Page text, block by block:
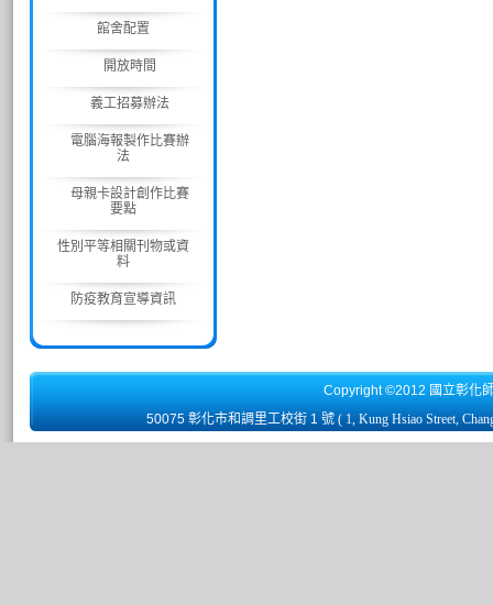
館舍配置
開放時間
義工招募辦法
電腦海報製作比賽辦
法
母親卡設計創作比賽
要點
性別平等相關刊物或資
料
防疫教育宣導資訊
Copyright ©2012 國立彰化
50075 彰化市和調里工校街 1 號 ( 1, Kung Hsiao Street,